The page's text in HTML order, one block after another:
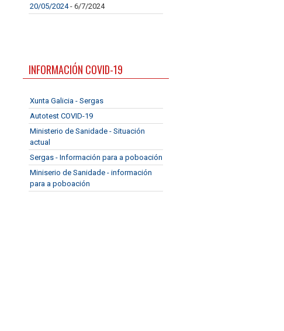
20/05/2024- 6/7/2024
INFORMACIÓN COVID-19
Xunta Galicia - Sergas
Autotest COVID-19
Ministerio de Sanidade - Situación
actual
Sergas - Información para a poboación
Miniserio de Sanidade - información
para a poboación